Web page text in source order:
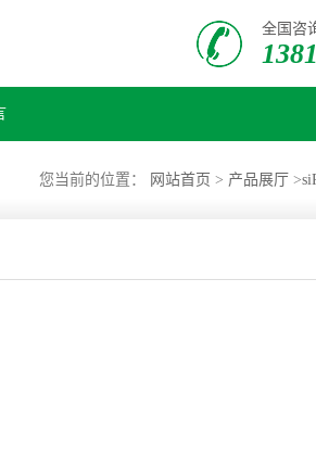
全国咨
您当前的位置： 网站首页 > 产品展厅 >